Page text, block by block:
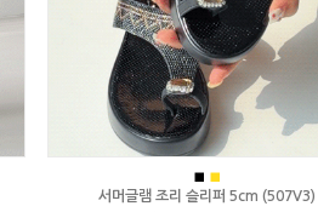
■ ■
서머글램 조리 슬리퍼 5cm (507V3)